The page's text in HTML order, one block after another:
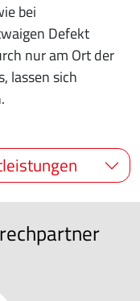
bei
Defekt
nur am Ort der
lassen sich